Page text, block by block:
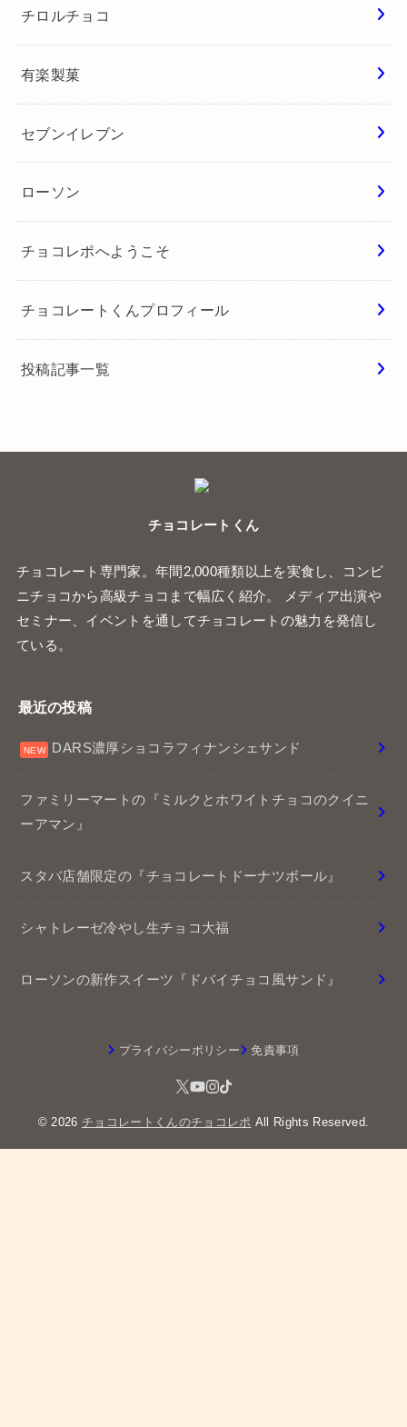
チロルチョコ
有楽製菓
セブンイレブン
ローソン
チョコレポへようこそ
チョコレートくんプロフィール
投稿記事一覧
チョコレートくん
チョコレート専門家。年間2,000種類以上を実食し、コンビ
ニチョコから高級チョコまで幅広く紹介。 メディア出演や
セミナー、イベントを通してチョコレートの魅力を発信し
ている。
最近の投稿
DARS濃厚ショコラフィナンシェサンド
ファミリーマートの『ミルクとホワイトチョコのクイニ
ーアマン』
スタバ店舗限定の『チョコレートドーナツボール』
シャトレーゼ冷やし生チョコ大福
ローソンの新作スイーツ『ドバイチョコ風サンド』
プライバシーポリシー 免責事項
© 2026 チョコレートくんのチョコレポ All Rights Reserved.